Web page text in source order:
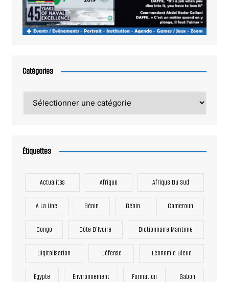
Catégories
Étiquettes
Actualités Afrique Afrique Du Sud
A La Une Bénin Bénin Cameroun
Congo Côte D'Ivoire Dictionnaire Maritime
Digitalisation Défense Economie Bleue
Egypte Environnement Formation Gabon